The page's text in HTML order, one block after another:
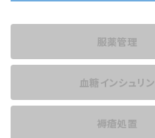
服薬管理
血糖インシュリン
褥瘡処置